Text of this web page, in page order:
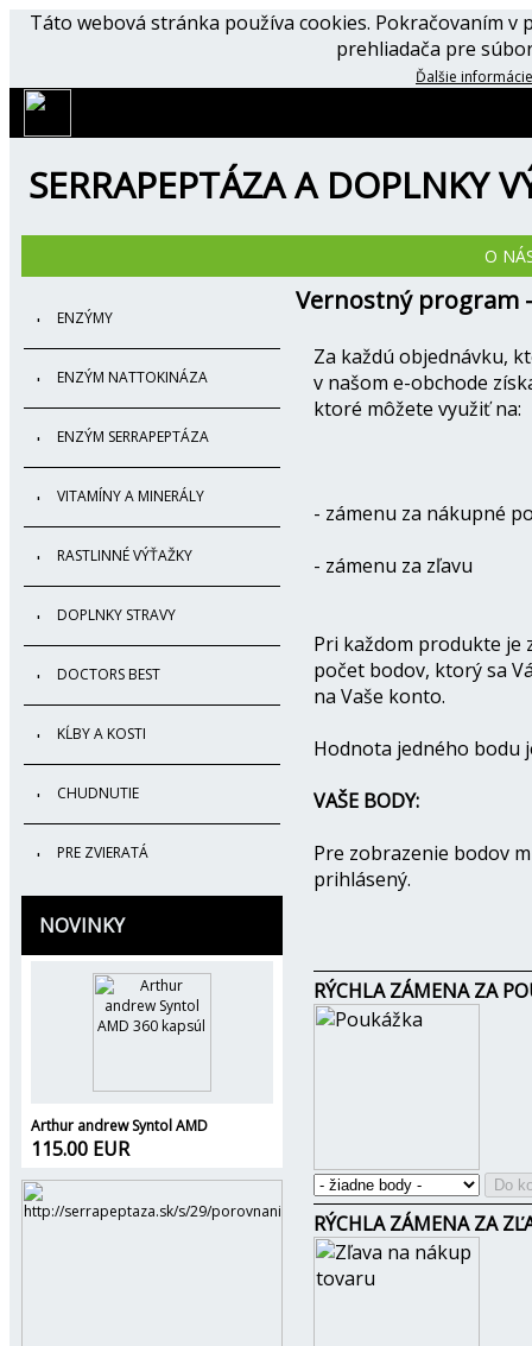
Táto webová stránka používa cookies. Pokračovaním
prehliadača pre
Ďalšie
SERRAPEPTÁZA A DOPLNKY
O
ENZÝMY
ENZÝM NATTOKINÁZA
ENZÝM SERRAPEPTÁZA
VITAMÍNY A MINERÁLY
RASTLINNÉ VÝŤAŽKY
DOPLNKY STRAVY
DOCTORS BEST
KĹBY A KOSTI
CHUDNUTIE
PRE ZVIERATÁ
NOVINKY
Arthur andrew Syntol AMD
115.00 EUR
Vernostný program
Za každú objednávku,
v našom e-obchode
ktoré môžete využiť na:
- zámenu za nákupné
- zámenu za zľavu
Pri každom produkte je
počet bodov, ktorý sa
na Vaše konto.
Hodnota jedného bodu
VAŠE BODY:
Pre zobrazenie bodov
prihlásený.
RÝCHLA ZÁMENA ZA
RÝCHLA ZÁMENA ZA